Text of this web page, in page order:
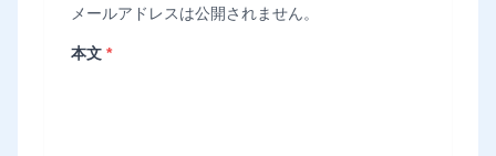
メールアドレスは公開されません。
本文 *